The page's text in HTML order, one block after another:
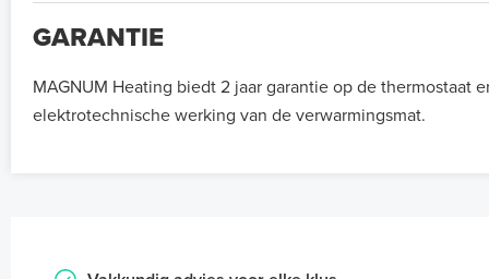
GARANTIE
MAGNUM Heating biedt 2 jaar garantie op de thermostaat
elektrotechnische werking van de verwarmingsmat.